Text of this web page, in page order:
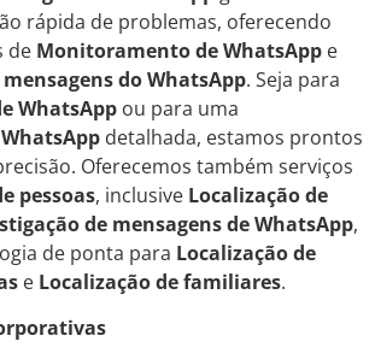
rápida de problemas, oferecendo
de Monitoramento de WhatsApp e
do WhatsApp. Seja para
WhatsApp ou para uma
detalhada, estamos prontos
Oferecemos também serviços
pessoas, inclusive Localização de
de mensagens de WhatsApp,
de ponta para Localização de
e Localização de familiares.